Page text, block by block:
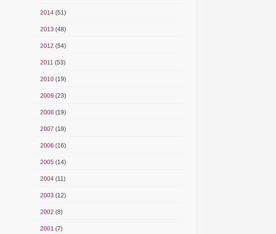
2014 (51)
2013 (48)
2012 (54)
2011 (53)
2010 (19)
2009 (23)
2008 (19)
2007 (19)
2006 (16)
2005 (14)
2004 (11)
2003 (12)
2002 (8)
2001 (7)